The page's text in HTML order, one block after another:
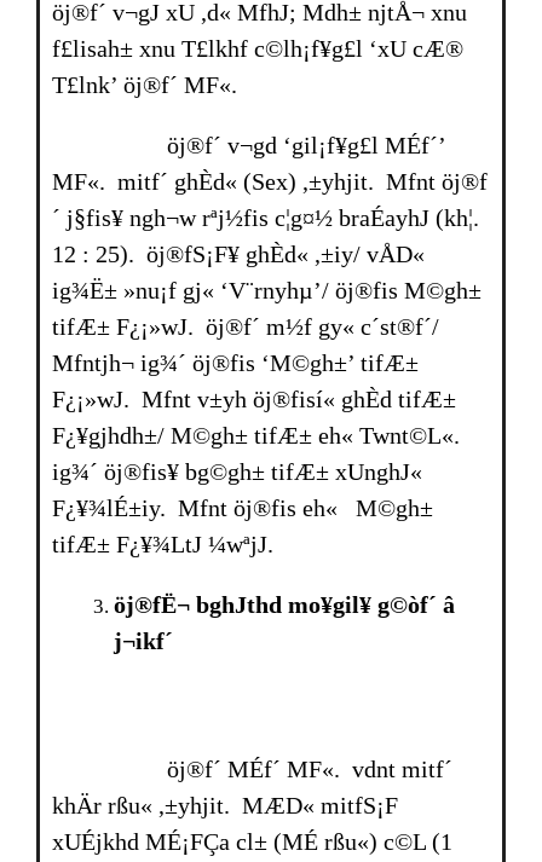
öj®f´ v¬gJ xU ,d« MfhJ; Mdh± njtÅ¬ xnu
f£lisah± xnu T£lkhf c©lh¡f¥g£l ‘xU cÆ®
T£lnk’ öj®f´ MF«.
öj®f´ v¬gd ‘gil¡f¥g£l MÉf´’
MF«. mitf´ ghÈd« (Sex) ,±yhjit. Mfnt öj®f
´ j§fis¥ ngh¬w rªj½fis c¦g¤½ br­aÉayhJ (kh¦.
12 : 25). öj®fS¡F¥ ghÈd« ,±iy/ vÅD«
ig¾Ë± »nu¡f gj« ‘V¨rnyhµ’/ öj®fis M©gh±
tifÆ± F¿¡»wJ. öj®f´ m½f gy« c´st®f´/
Mfntjh¬ ig¾´ öj®fis ‘M©gh±’ tifÆ±
F¿¡»wJ. Mfnt v±yh öj®fisí« ghÈd tifÆ±
F¿¥gjhdh±/ M©gh± tifÆ± eh« Twnt©L«.
ig¾´ öj®fis¥ bg©gh± tifÆ± xUnghJ«
F¿¥¾lÉ±iy. Mfnt öj®fis eh« M©gh±
tifÆ± F¿¥¾LtJ ¼wªjJ.
öj®fË¬ bghJthd mo¥gil¥ g©òf´ â
j¬ikf´
öj®f´ MÉf´ MF«. vdnt mitf´
khÄr rßu« ,±yhjit. MÆD« mitfS¡F
xUÉjkhd MÉ¡FÇa cl± (MÉ rßu«) c©L (1